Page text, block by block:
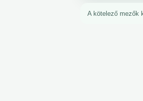
A kötelező mezők